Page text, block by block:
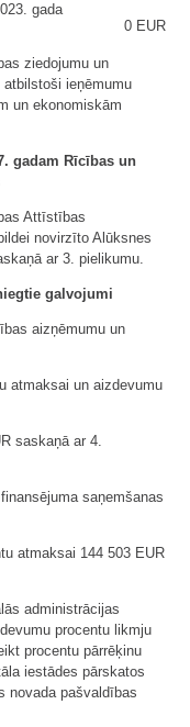
gada
0 EUR
ziedojumu un
atbilstoši ieņēmumu
un ekonomiskām
gadam Rīcības un
Attīstības
novirzīto Alūksnes
ar 3. pielikumu.
galvojumi
aizņēmumu un
atmaksai un aizdevumu
saskaņā ar 4.
saņemšanas
atmaksai 144 503 EUR
administrācijas
procentu likmju
procentu pārrēķinu
iestādes pārskatos
novada pašvaldības